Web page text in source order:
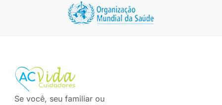
Se você, seu familiar ou